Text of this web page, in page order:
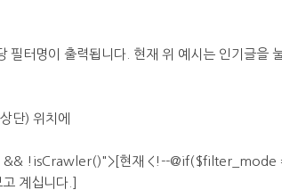
필터명이 출력됩니다. 현재 위 예시는 인기글을
단) 위치에
!isCrawler()">[현재 <!--
계십니다.]